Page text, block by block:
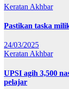
Keratan Akhbar
Pastikan taska
24/03/2025
Keratan Akhbar
UPSI agih 3,500
pelajar